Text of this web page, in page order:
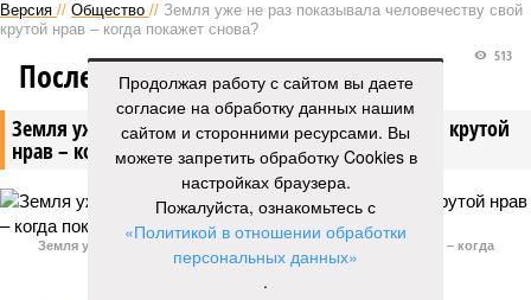
Версия // Общество // Земля уже не раз показывала человечеству свой
крутой нрав – когда покажет снова?
Земля уже не раз показывала человечеству свой крутой
нрав – когда покажет снова?
513
Последние времена
Земля уже не раз показывала человечеству свой крутой нрав – когда
покажет снова? (фото: АР-ТАСС)
Продолжая работу с сайтом вы даете
согласие на обработку данных нашим
сайтом и сторонними ресурсами. Вы
можете запретить обработку Cookies в
настройках браузера.
Пожалуйста, ознакомьтесь с
«Политикой в отношении обработки
персональных данных»
.